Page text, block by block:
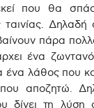
που θα
ταινίας.
πάρα
ένα
ένα λάθος που
που αποζητώ.
δίνει τη